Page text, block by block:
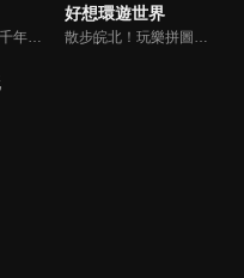
魅力安徽！玩樂千年文化！ 安徽
好想環遊世界
散步皖北！玩樂拼圖攻略！ 安徽